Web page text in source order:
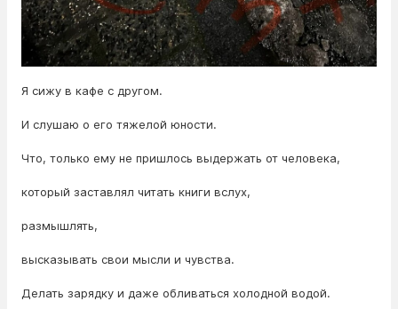
Я сижу в кафе с другом.
И слушаю о его тяжелой юности.
Что, только ему не пришлось выдержать от человека,
который заставлял читать книги вслух,
размышлять,
высказывать свои мысли и чувства.
Делать зарядку и даже обливаться холодной водой.